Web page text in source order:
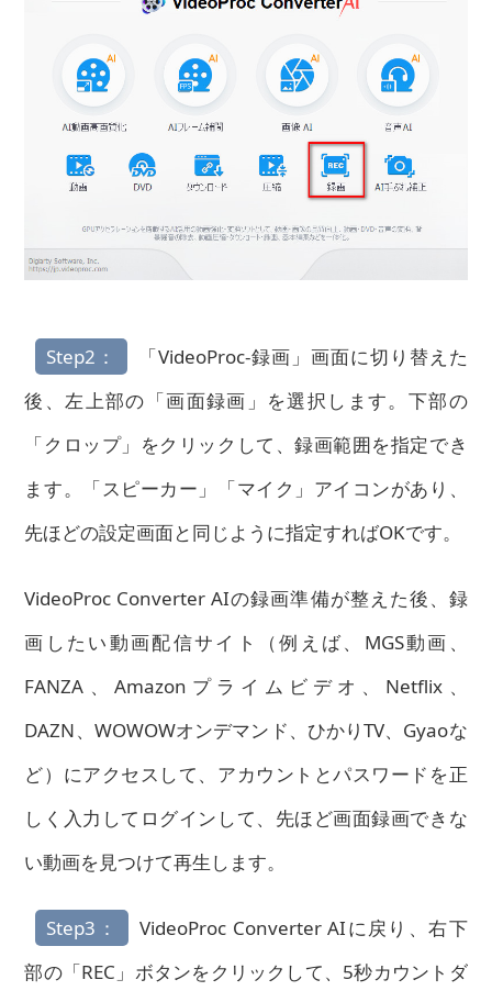
Step2：
「VideoProc-録画」画面に切り替えた
後、左上部の「画面録画」を選択します。下部の
「クロップ」をクリックして、録画範囲を指定でき
ます。「スピーカー」「マイク」アイコンがあり、
先ほどの設定画面と同じように指定すればOKです。
VideoProc Converter AIの録画準備が整えた後、録
画したい動画配信サイト（例えば、MGS動画、
FANZA、Amazonプライムビデオ、Netflix、
DAZN、WOWOWオンデマンド、ひかりTV、Gyaoな
ど）にアクセスして、アカウントとパスワードを正
しく入力してログインして、先ほど画面録画できな
い動画を見つけて再生します。
Step3：
VideoProc Converter AIに戻り、右下
部の「REC」ボタンをクリックして、5秒カウントダ